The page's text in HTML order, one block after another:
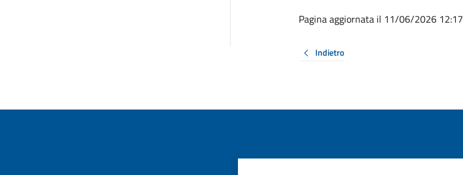
Pagina aggiornata il 11/06/2026 12:17
Indietro